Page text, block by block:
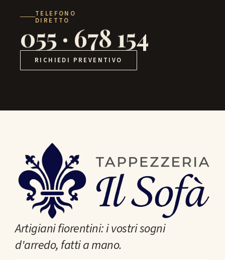
TELEFONO
DIRETTO
055 · 678 154
RICHIEDI PREVENTIVO
Artigiani fiorentini: i vostri sogni
d'arredo, fatti a mano.